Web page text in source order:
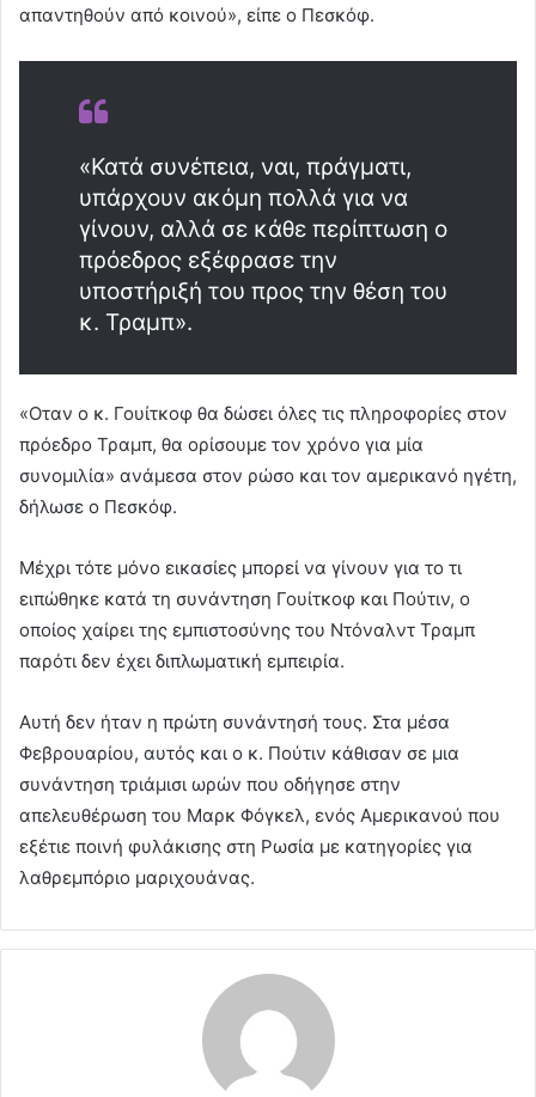
απαντηθούν από κοινού», είπε ο Πεσκόφ.
«Κατά συνέπεια, ναι, πράγματι,
υπάρχουν ακόμη πολλά για να
γίνουν, αλλά σε κάθε περίπτωση ο
πρόεδρος εξέφρασε την
υποστήριξή του προς την θέση του
κ. Τραμπ».
«Οταν ο κ. Γουίτκοφ θα δώσει όλες τις πληροφορίες στον
πρόεδρο Τραμπ, θα ορίσουμε τον χρόνο για μία
συνομιλία» ανάμεσα στον ρώσο και τον αμερικανό ηγέτη,
δήλωσε ο Πεσκόφ.
Μέχρι τότε μόνο εικασίες μπορεί να γίνουν για το τι
ειπώθηκε κατά τη συνάντηση Γουίτκοφ και Πούτιν, ο
οποίος χαίρει της εμπιστοσύνης του Ντόναλντ Τραμπ
παρότι δεν έχει διπλωματική εμπειρία.
Αυτή δεν ήταν η πρώτη συνάντησή τους. Στα μέσα
Φεβρουαρίου, αυτός και ο κ. Πούτιν κάθισαν σε μια
συνάντηση τριάμισι ωρών που οδήγησε στην
απελευθέρωση του Μαρκ Φόγκελ, ενός Αμερικανού που
εξέτιε ποινή φυλάκισης στη Ρωσία με κατηγορίες για
λαθρεμπόριο μαριχουάνας.